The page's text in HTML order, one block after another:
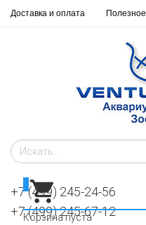
Доставка и оплата Полезное
+7 (499) 245-24-56
+7 (499) 245-67-12
Корзина пуста